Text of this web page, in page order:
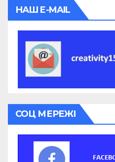
НАШ E-MAIL
СОЦ МЕРЕЖІ